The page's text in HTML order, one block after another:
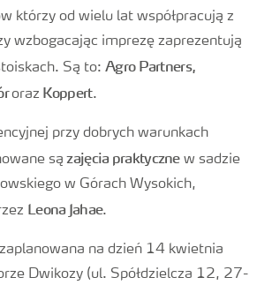
którzy od wielu lat współpracują z
wzbogacając imprezę zaprezentują
Są to: Agro Partners,
oraz Koppert.
przy dobrych warunkach
są zajęcia praktycznew sadzie
w Górach Wysokich,
Leona Jahae.
na dzień 14 kwietnia
Dwikozy (ul. Spółdzielcza 12, 27-